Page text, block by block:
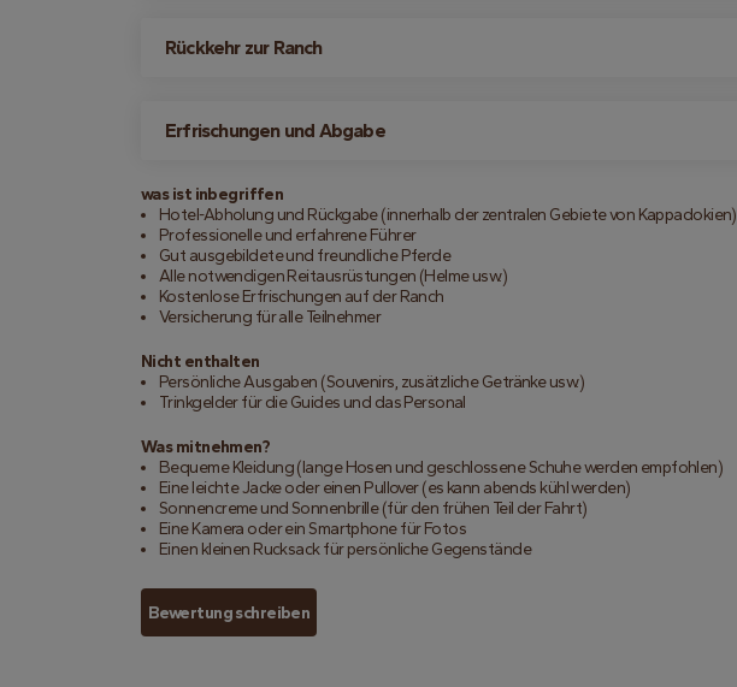
Rückkehr zur Ranch
Erfrischungen und Abgabe
was ist inbegriffen
Hotel-Abholung und Rückgabe (innerhalb der zentralen Gebiete von Kappadokien)
Professionelle und erfahrene Führer
Gut ausgebildete und freundliche Pferde
Alle notwendigen Reitausrüstungen (Helme usw.)
Kostenlose Erfrischungen auf der Ranch
Versicherung für alle Teilnehmer
Nicht enthalten
Persönliche Ausgaben (Souvenirs, zusätzliche Getränke usw.)
Trinkgelder für die Guides und das Personal
Was mitnehmen?
Bequeme Kleidung (lange Hosen und geschlossene Schuhe werden empfohlen)
Eine leichte Jacke oder einen Pullover (es kann abends kühl werden)
Sonnencreme und Sonnenbrille (für den frühen Teil der Fahrt)
Eine Kamera oder ein Smartphone für Fotos
Einen kleinen Rucksack für persönliche Gegenstände
Bewertung schreiben